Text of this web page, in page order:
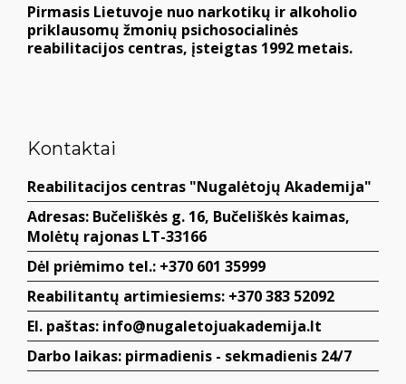
Pirmasis Lietuvoje nuo narkotikų ir alkoholio
priklausomų žmonių psichosocialinės
reabilitacijos centras, įsteigtas 1992 metais.
Kontaktai
Reabilitacijos centras "Nugalėtojų Akademija"
Adresas: Bučeliškės g. 16, Bučeliškės kaimas,
Molėtų rajonas LT-33166
Dėl priėmimo tel.: +370 601 35999
Reabilitantų artimiesiems: +370 383 52092
El. paštas: info@nugaletojuakademija.lt
Darbo laikas: pirmadienis - sekmadienis 24/7